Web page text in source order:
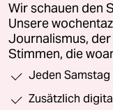
Wir schauen den
Unsere
Journalismus,
Stimmen, die
Jeden
Zusätzlich